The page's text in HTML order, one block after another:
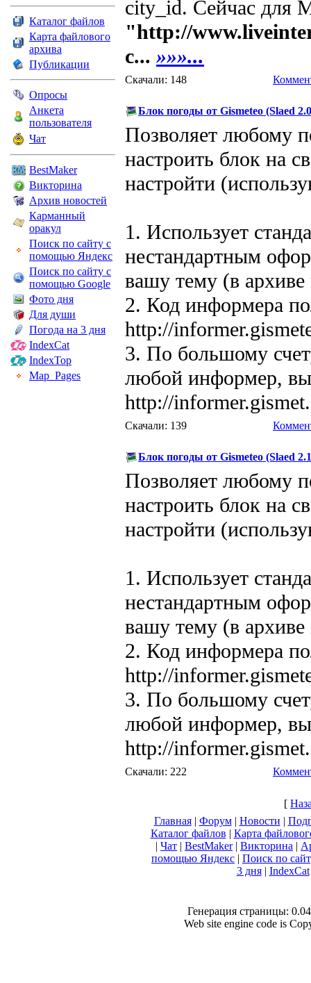
Каталог файлов
Карта файлового
архива
Публикации
Опросы
Анкета
пользователя
Чат
BestMaker
Викторина
Архив новостей
Карманный
оракул
Поиск по сайту с
помощью Яндекс
Поиск по сайту с
помощью Google
Фото дня
Для души
Погода на 3 дня
IndexCat
IndexTop
Map_Pages
city_id. Сейчас для
"http://
c... »»»...
Скачали: 148
Блок погоды от Gismeteo (Slaed
Позволяет любому
настроить блок на
настройти
1. Использует
нестандартным
вашу тему (в
2. Код информера
http://
3. По большому
любой информер,
http://
Скачали: 139
Блок погоды от Gismeteo (Slaed
Позволяет любому
настроить блок на
настройти
1. Использует
нестандартным
вашу тему (в
2. Код информера
http://
3. По большому
любой информер,
http://
Скачали: 222
[
Главная| Форум| Новости |
Каталог файлов | Карта
| Чат | BestMaker| Викторина |
помощью Яндекс | Поиск по
3 дня| IndexCat
Генерация страницы:
Web site engine code is